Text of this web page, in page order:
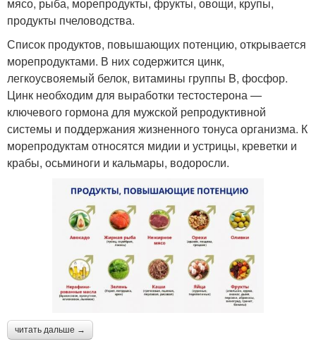
мясо, рыба, морепродукты, фрукты, овощи, крупы,
продукты пчеловодства.
Список продуктов, повышающих потенцию, открывается
морепродуктами. В них содержится цинк,
легкоусвояемый белок, витамины группы B, фосфор.
Цинк необходим для выработки тестостерона —
ключевого гормона для мужской репродуктивной
системы и поддержания жизненного тонуса организма. К
морепродуктам относятся мидии и устрицы, креветки и
крабы, осьминоги и кальмары, водоросли.
читать дальше →